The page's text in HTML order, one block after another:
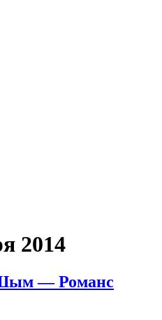
2014
— Романс